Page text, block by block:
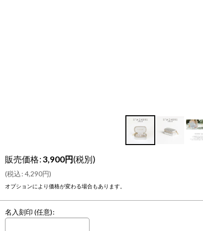
販売価格:3,900円(税別)
(税込: 4,290円)
オプションにより価格が変わる場合もあります。
名入刻印 (任意):